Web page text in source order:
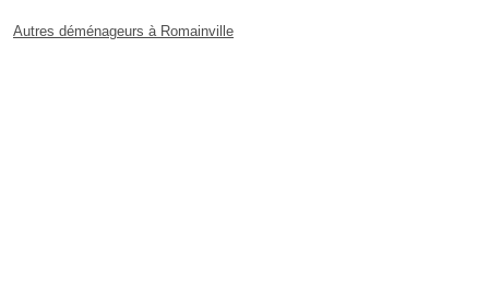
Autres déménageurs à Romainville